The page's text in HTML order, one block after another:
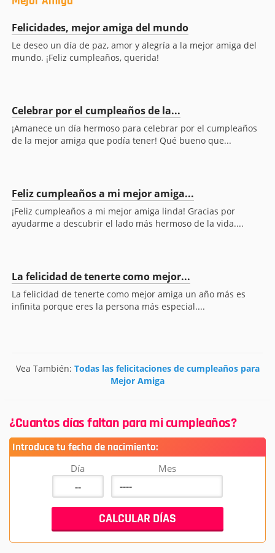
Felicidades, mejor amiga del mundo
Le deseo un día de paz, amor y alegría a la mejor amiga del
mundo. ¡Feliz cumpleaños, querida!
Celebrar por el cumpleaños de la...
¡Amanece un día hermoso para celebrar por el cumpleaños
de la mejor amiga que podía tener! Qué bueno que...
Feliz cumpleaños a mi mejor amiga...
¡Feliz cumpleaños a mi mejor amiga linda! Gracias por
ayudarme a descubrir el lado más hermoso de la vida....
La felicidad de tenerte como mejor...
La felicidad de tenerte como mejor amiga un año más es
infinita porque eres la persona más especial....
Vea También: Todas las felicitaciones de cumpleaños para
Mejor Amiga
¿Cuantos días faltan para mi cumpleaños?
Introduce tu fecha de nacimiento:
Día Mes